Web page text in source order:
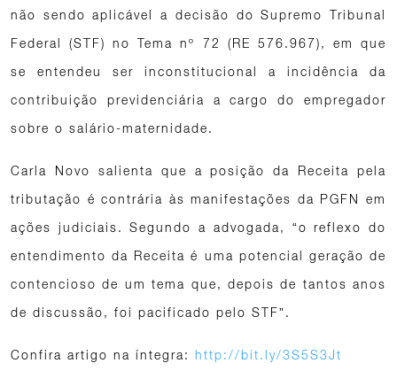
não sendo aplicável a decisão do Supremo Tribunal
Federal (STF) no Tema nº 72 (RE 576.967), em que
se entendeu ser inconstitucional a incidência da
contribuição previdenciária a cargo do empregador
sobre o salário-maternidade.
Carla Novo salienta que a posição da Receita pela
tributação é contrária às manifestações da PGFN em
ações judiciais. Segundo a advogada, “o reflexo do
entendimento da Receita é uma potencial geração de
contencioso de um tema que, depois de tantos anos
de discussão, foi pacificado pelo STF”.
Confira artigo na íntegra: http://bit.ly/3S5S3Jt